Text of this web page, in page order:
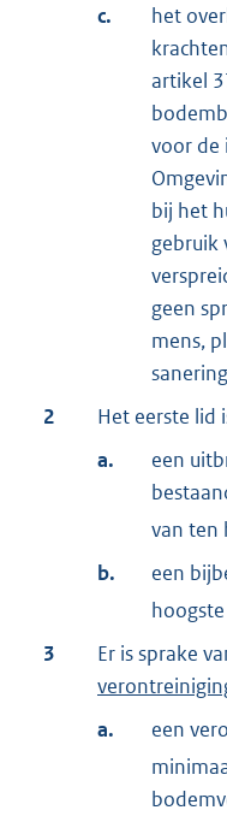
c.
het
artikel
voor de
bij het
gebruik
geen
mens,
2
Het eerste lid
a.
een
van ten
b.
een
3
Er is sprake
a.
een